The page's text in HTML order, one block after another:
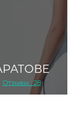
Отзывы : 28